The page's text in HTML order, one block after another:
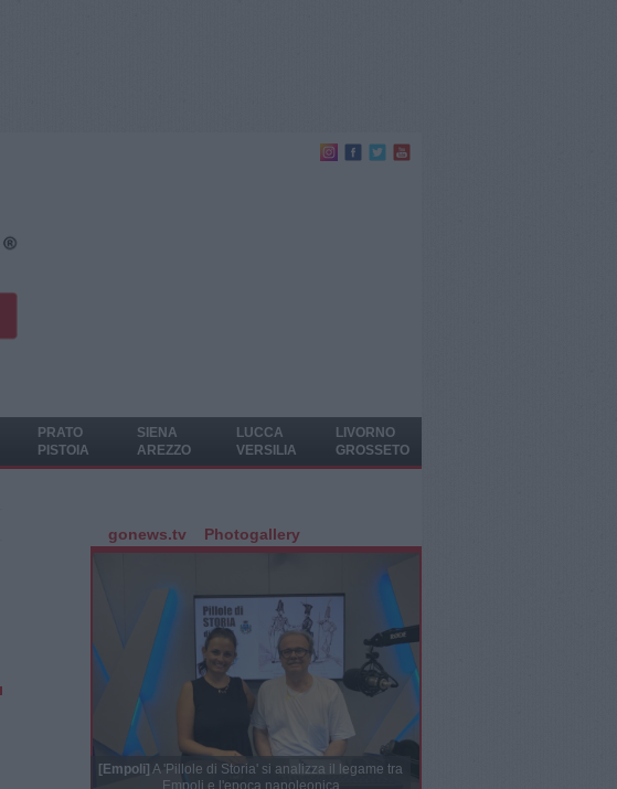
PRATO
PISTOIA
SIENA
AREZZO
LUCCA
VERSILIA
LIVORNO
GROSSETO
gonews.tv Photogallery
[Empoli] A 'Pillole di Storia' si analizza il legame tra
Empoli e l'epoca napoleonica